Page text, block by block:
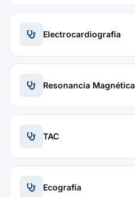
Electrocardiografía
Resonancia Magnética
TAC
Ecografía